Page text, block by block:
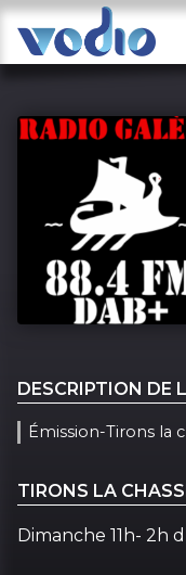
DESCRIPTION DE
Émission-Tirons la
TIRONS LA
Dimanche 11h- 2h